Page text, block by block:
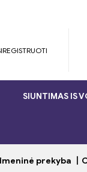
SIUNTIMAS IS
prekyba 丨